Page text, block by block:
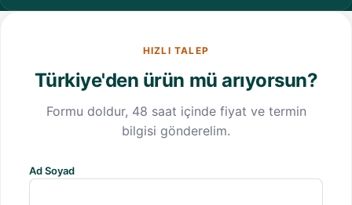
HIZLI TALEP
Türkiye'den ürün mü arıyorsun?
Formu doldur, 48 saat içinde fiyat ve termin
bilgisi gönderelim.
Ad Soyad